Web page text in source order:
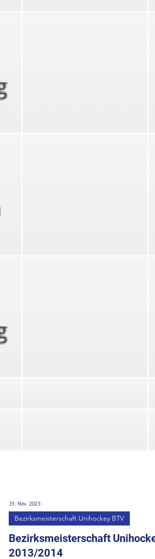
19. Nov. 2023
Bezirksmeisterschaft Unihockey BTV
Bezirksmeisterschaft